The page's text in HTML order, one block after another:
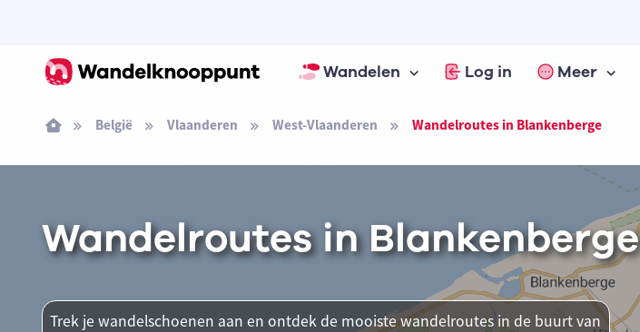
Wandelen Log in Meer
België Vlaanderen West-Vlaanderen Wandelroutes in Blankenberge
Wandelroutes in Blankenberge
Trek je wandelschoenen aan en ontdek de mooiste wandelroutes in de buurt van